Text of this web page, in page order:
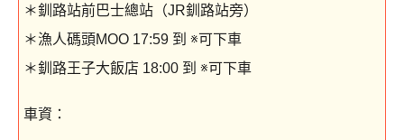
＊釧路站前巴士總站（JR釧路站旁）
＊漁人碼頭MOO 17:59 到 ※可下車
＊釧路王子大飯店 18:00 到 ※可下車
車資：